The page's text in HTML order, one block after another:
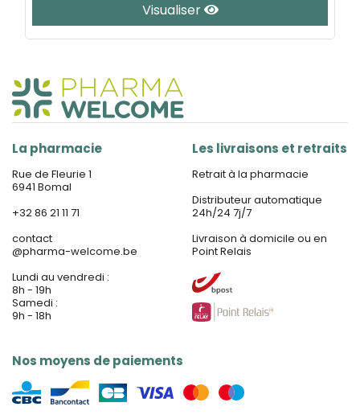
Visualiser
La pharmacie
Rue de Fleurie 1
6941 Bomal
+32 86 21 11 71
contact
@pharma-welcome.be
Lundi au vendredi :
8h - 19h
Samedi :
9h - 18h
Nos moyens de paiements
Les livraisons et retraits
Retrait à la pharmacie
Distributeur automatique
24h/24 7j/7
Livraison à domicile ou en
Point Relais